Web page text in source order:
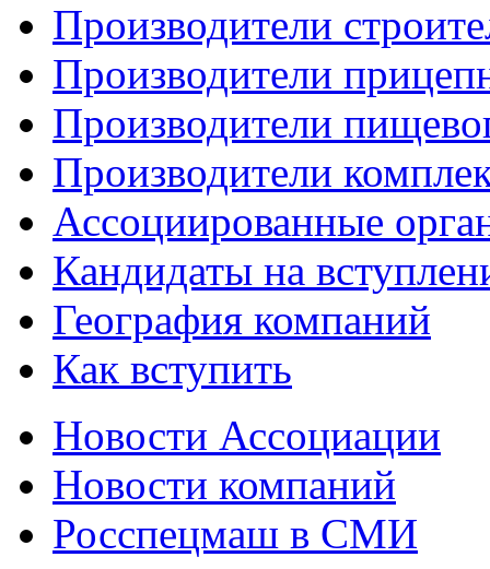
Производители
Производители
Производители
Производители
Ассоциированные
Кандидаты на
География компаний
Как вступить
Новости Ассоциации
Новости компаний
Росспецмаш в СМИ